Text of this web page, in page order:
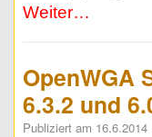
Weiter…
OpenWGA
6.3.2 und
Publiziert am 16.6.2014